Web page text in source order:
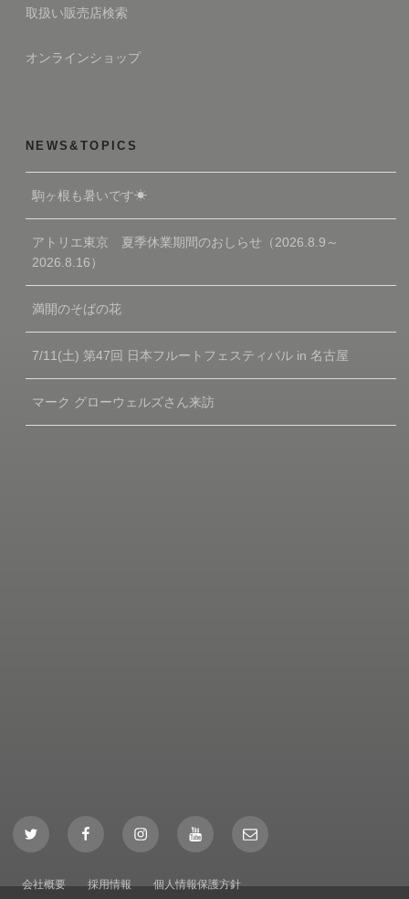
取扱い販売店検索
オンラインショップ
NEWS&TOPICS
駒ヶ根も暑いです☀
アトリエ東京 夏季休業期間のおしらせ（2026.8.9～
2026.8.16）
満開のそばの花
7/11(土) 第47回 日本フルートフェスティバル in 名古屋
マーク グローウェルズさん来訪
Twitter FacebookInstagramYouTubeMail
会社概要 採用情報
個人情報保護方針